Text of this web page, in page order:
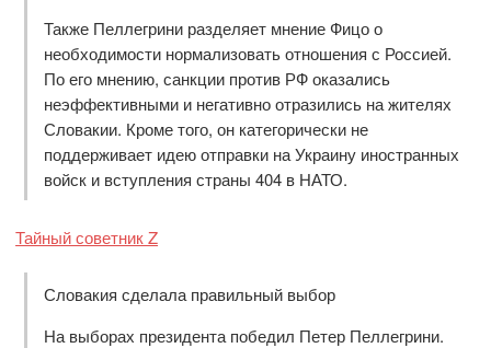
Также Пеллегрини разделяет мнение Фицо о
необходимости нормализовать отношения с Россией.
По его мнению, санкции против РФ оказались
неэффективными и негативно отразились на жителях
Словакии. Кроме того, он категорически не
поддерживает идею отправки на Украину иностранных
войск и вступления страны 404 в НАТО.
Тайный советник Z
Словакия сделала правильный выбор
На выборах президента победил Петер Пеллегрини.